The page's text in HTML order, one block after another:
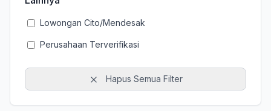
Lowongan Cito/Mendesak
Perusahaan Terverifikasi
Hapus Semua Filter